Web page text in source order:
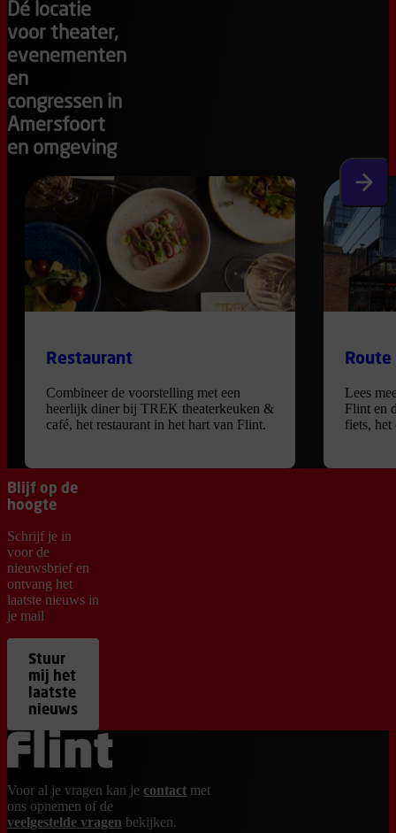
Dé locatie
voor theater,
evenementen
en
congressen in
Amersfoort
en omgeving
Restaurant
Combineer de voorstelling met een
heerlijk diner bij TREK theaterkeuken &
café, het restaurant in het hart van Flint.
Lees
Flint en
fiets, het
Blijf op de
hoogte
Schrijf je in
voor de
nieuwsbrief en
ontvang het
laatste nieuws in
je mail
Stuur
mij het
laatste
nieuws
Ga terug naar de homepage
Voor al je vragen kan je contact met
ons opnemen of de
veelgestelde vragen bekijken.